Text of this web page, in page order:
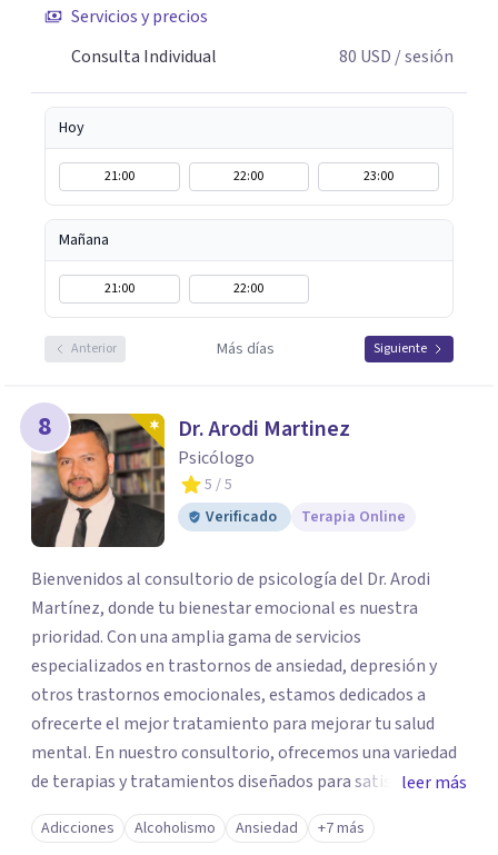
Servicios y precios
Consulta Individual
80 USD / sesión
Hoy
21:00 22:00 23:00
Mañana
21:00 22:00
Anterior Más días Siguiente
8 Dr. Arodi Martinez
Psicólogo
5 / 5
Verificado
Terapia Online
Bienvenidos al consultorio de psicología del Dr. Arodi
Martínez, donde tu bienestar emocional es nuestra
prioridad. Con una amplia gama de servicios
especializados en trastornos de ansiedad, depresión y
otros trastornos emocionales, estamos dedicados a
ofrecerte el mejor tratamiento para mejorar tu salud
mental. En nuestro consultorio, ofrecemos una variedad
de terapias y tratamientos diseñados para satisfacer tus
necesidades específicas: Terapia para Trastornos de
Ansiedad y Depresión: Somos expertos en el tratamiento
leer más
Adicciones Alcoholismo Ansiedad +7 más